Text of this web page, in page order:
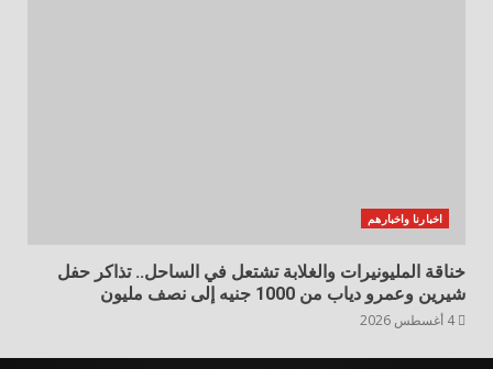
اخبارنا واخبارهم
خناقة المليونيرات والغلابة تشتعل في الساحل.. تذاكر حفل
شيرين وعمرو دياب من 1000 جنيه إلى نصف مليون